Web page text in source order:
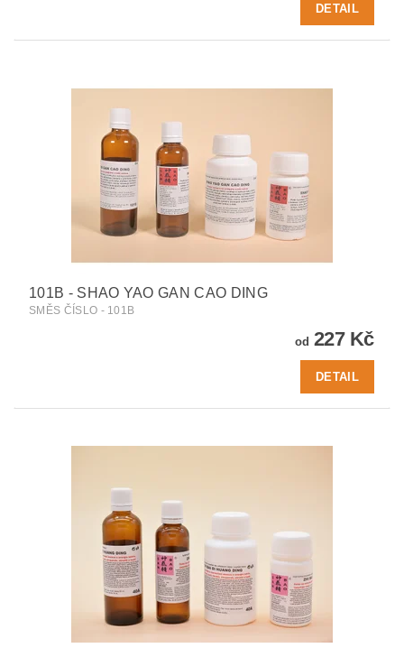
DETAIL
101B - SHAO YAO GAN CAO DING
SMĚS ČÍSLO - 101B
od 227 Kč
DETAIL